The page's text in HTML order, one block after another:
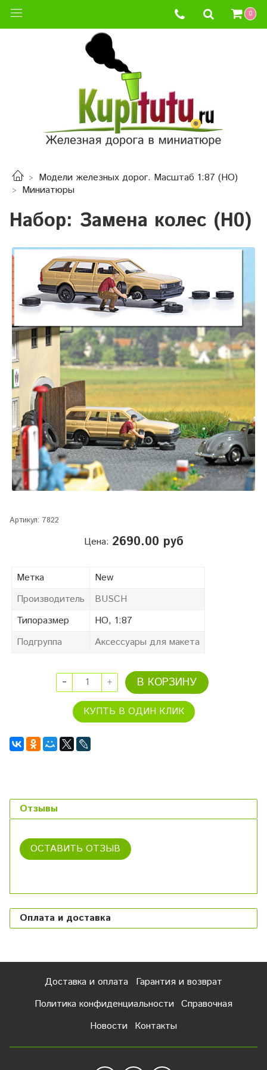
0
Модели железных дорог. Масштаб 1:87 (HO)
Миниатюры
Набор: Замена колес (H0)
Артикул: 7822
Цена: 2690.00 руб
Метка
New
Производитель
BUSCH
Типоразмер
HO, 1:87
Подгруппа
Аксессуары для макета
В КОРЗИНУ
КУПТЬ В ОДИН КЛИК
Отзывы
ОСТАВИТЬ ОТЗЫВ
Оплата и доставка
Доставка и оплата
Гарантия и возврат
Политика конфиденциальности Справочная
Новости Контакты